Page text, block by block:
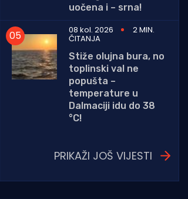
uočena i – srna!
08 kol. 2026
2 MIN.
ČITANJA
Stiže olujna bura, no
toplinski val ne
popušta –
temperature u
Dalmaciji idu do 38
°C!
PRIKAŽI JOŠ VIJESTI